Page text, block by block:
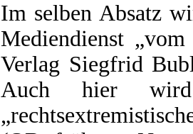
Im selben Absatz
Mediendienst
Verlag Siegfrid
Auch hier wird